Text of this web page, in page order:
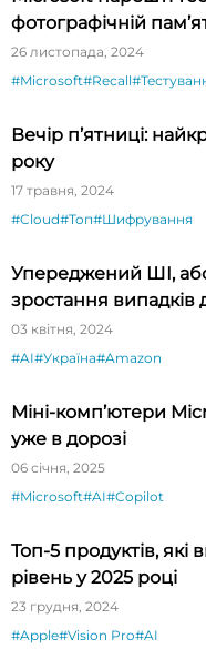
фотографічній
26 листопада, 2024
#Microsoft#Recall
Вечір п’ятниці:
року
17 травня, 2024
#Cloud#Топ#Шифрування
Упереджений ШІ,
зростання випадків
03 квітня, 2024
#AI#Україна#Amazon
Міні-комп’ютери
уже в дорозі
06 січня, 2025
#Microsoft#AI#Copilot
Топ-5 продуктів,
рівень у 2025 році
23 грудня, 2024
#Apple#Vision Pro#AI